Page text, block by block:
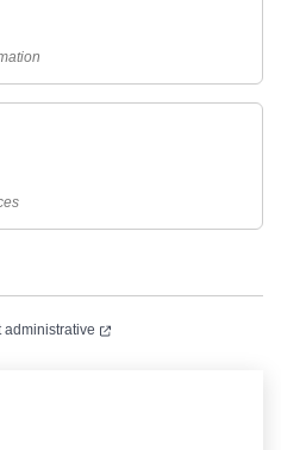
dans un nouvel onglet)
dans un nouvel onglet)
administrative (ouverture dans un